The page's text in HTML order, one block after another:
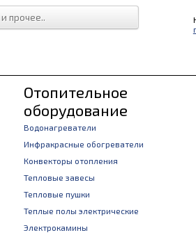
Отопительное
оборудование
Водонагреватели
Инфракрасные обогреватели
Конвекторы отопления
Тепловые завесы
Тепловые пушки
Теплые полы электрические
Электрокамины